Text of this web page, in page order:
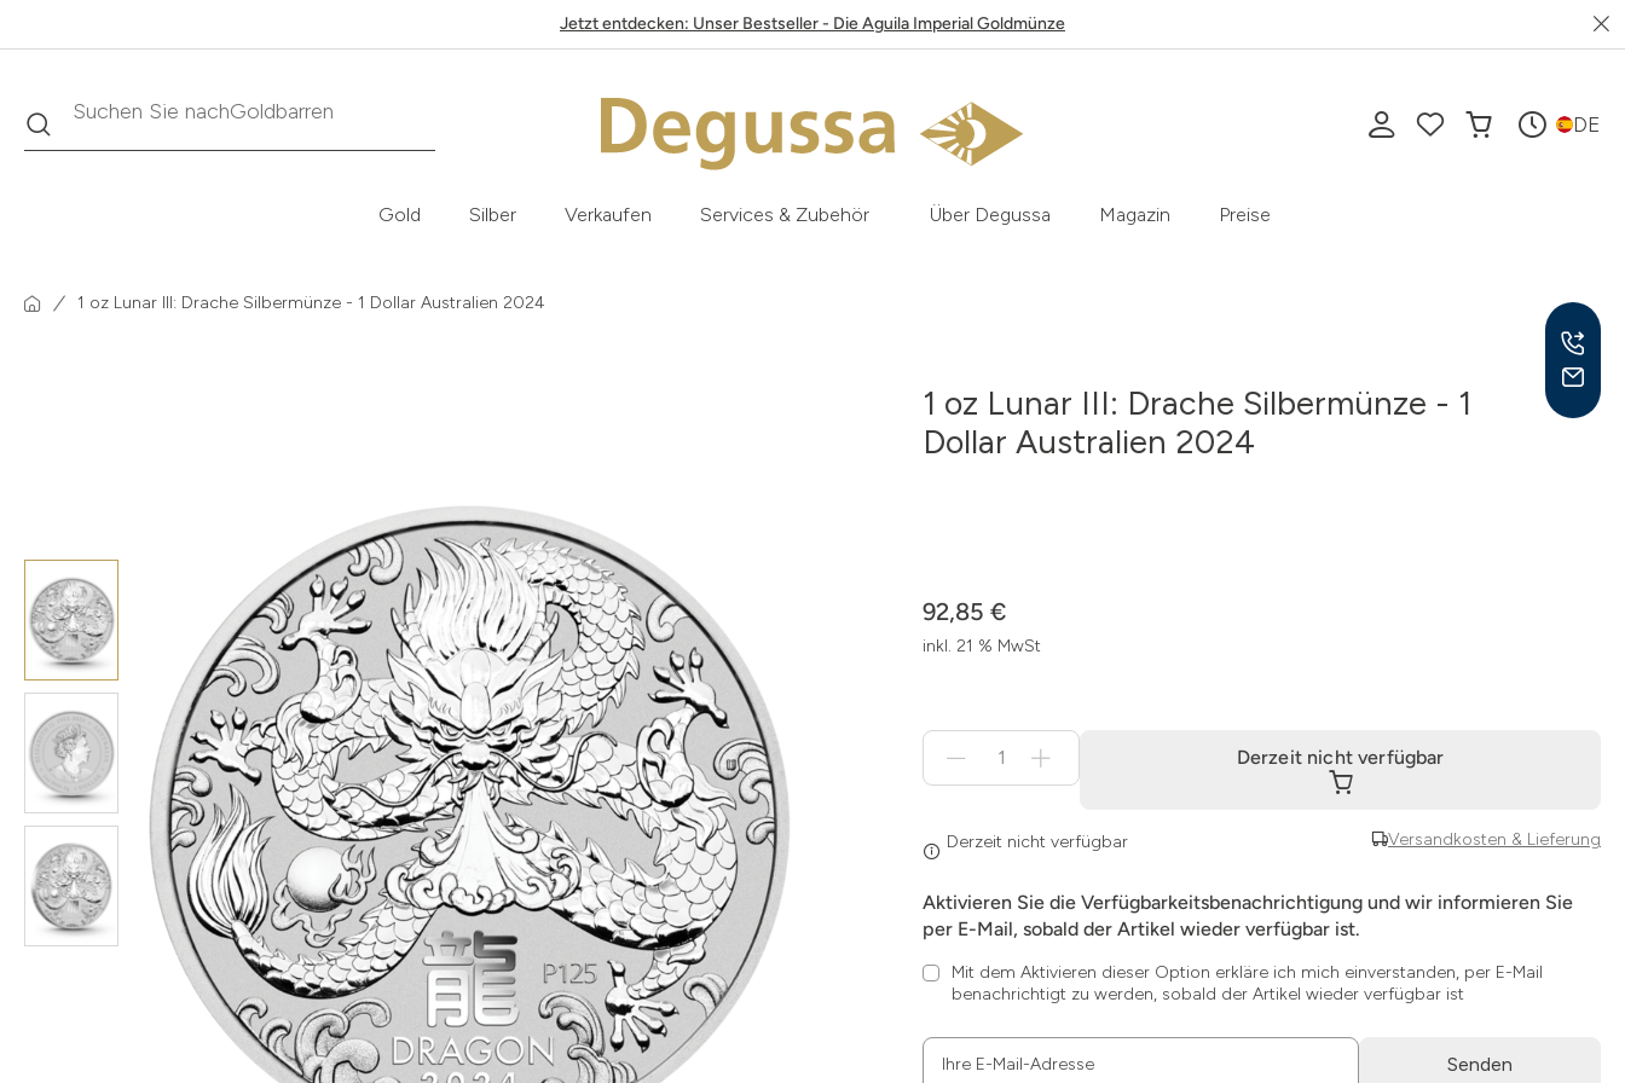
Jetzt entdecken: Unser Bestseller - Die Aguila Imperial Goldmünze
Suche Suchen Sie nachKrügerrand DE
Gold Silber Verkaufen Services & Zubehör Über Degussa Magazin Preise
1 oz Lunar III: Drache Silbermünze - 1 Dollar Australien 2024
1 oz Lunar III: Drache Silbermünze - 1
Dollar Australien 2024
92,85 €
inkl. 21 % MwSt
Versandkosten & Lieferung
für
Derzeit
verfügbar
Derzeit nicht verfügbar
Derzeit nicht verfügbar
Aktivieren Sie die Verfügbarkeitsbenachrichtigung und wir informieren Sie
per E-Mail, sobald der Artikel wieder verfügbar ist.
Mit dem Aktivieren dieser Option erkläre ich mich einverstanden, per E-Mail
benachrichtigt zu werden, sobald der Artikel wieder verfügbar ist
Ihre E-Mail-Adresse
Senden